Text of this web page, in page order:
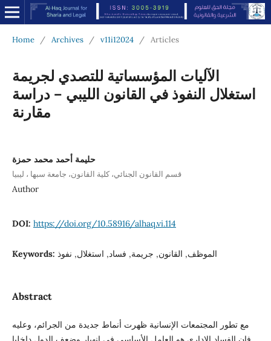
Home / Archives / v11i12024 / Articles
الآليات المؤسساتية للتصدي لجريمة
استغلال النفوذ في القانون الليبي – دراسة
مقارنة
حليمة أحمد محمد حمزة
قسم القانون الجنائي، كلية القانون، جامعة سبها ، ليبيا
Author
DOI: https://doi.org/10.58916/alhaq.vi.114
Keywords: الموظف, القانون, جريمة, فساد, استغلال, نفوذ
Abstract
مع تطور المجتمعات الإنسانية ظهرت أنماط جديدة من الجرائم، وعليه